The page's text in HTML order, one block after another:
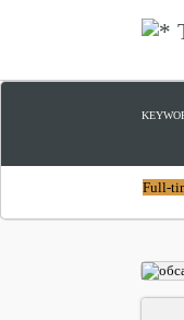
Full-